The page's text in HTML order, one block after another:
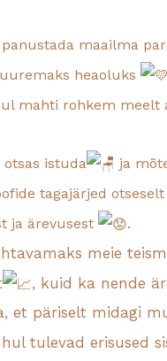
maailma
heaoluks
mahti rohkem meelt
otsas istuda
ja
tagajärjed
ja ärevusest .
meie
, kuid ka nende
et päriselt midagi
tulevad erisused